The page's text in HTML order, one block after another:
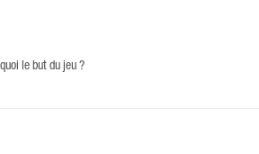
le but du jeu ?